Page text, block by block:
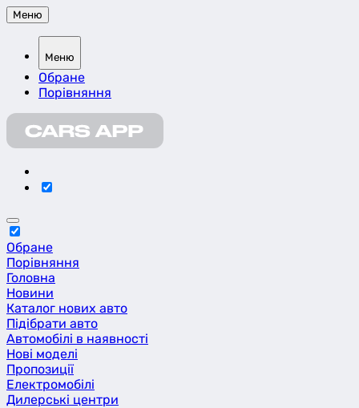
Меню
Меню
Обране
Порівняння
Обране
Порівняння
Головна
Новини
Каталог нових авто
Підібрати авто
Автомобілі в наявності
Нові моделі
Пропозиції
Eлектромобілі
Дилерські центри